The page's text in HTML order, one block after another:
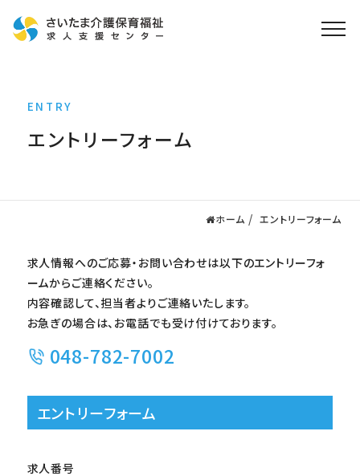
求人検索
就職・転職支援
無料
ご利用の流れ
よくある質問
運営会社情報
プライバシーポリシー
ENTRY
エントリーフォーム
ホーム エントリーフォーム
求人情報へのご応募・お問い合わせは以下のエントリーフォ
ームからご連絡ください。
内容確認して、担当者よりご連絡いたします。
お急ぎの場合は、お電話でも受け付けております。
048-782-7002
エントリーフォーム
求人番号